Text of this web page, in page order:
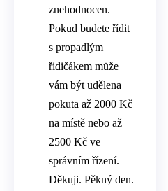
znehodnocen.
Pokud budete řídit
s propadlým
řidičákem může
vám být udělena
pokuta až 2000 Kč
na místě nebo až
2500 Kč ve
správním řízení.
Děkuji. Pěkný den.